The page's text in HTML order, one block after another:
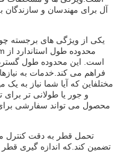
آل برای مهندسان و سازندگان
یکی از ویژگی های برجسته
است. این محدوده طول
فراهم می کند.خدمات به
مختلفاین که آیا شما نیاز به یک
و جور یا طولانی تر برای
محصول می تواند سفارشی
تحمل قطر به دقت کنترل
تضمین کند.که اندازه گیری